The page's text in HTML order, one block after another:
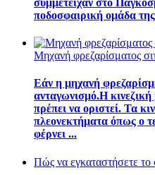
ποδοσφαιρική ομάδα
Μηχανή φρεζαρίσματος
Εάν η μηχανή
ανταγωνισμό.Η
πρέπει να οριστεί. Τα
πλεονεκτήματα όπως ο
φέρνει ...
Πώς να εγκαταστήσετε το